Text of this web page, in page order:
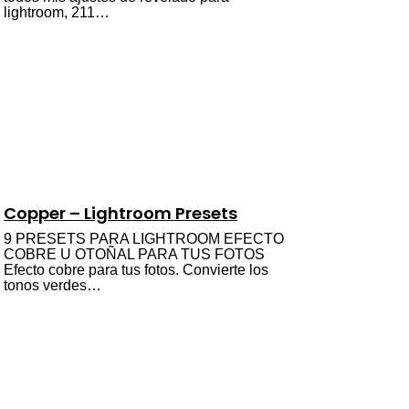
lightroom, 211…
Copper – Lightroom Presets
9 PRESETS PARA LIGHTROOM EFECTO
COBRE U OTOÑAL PARA TUS FOTOS
Efecto cobre para tus fotos. Convierte los
tonos verdes…